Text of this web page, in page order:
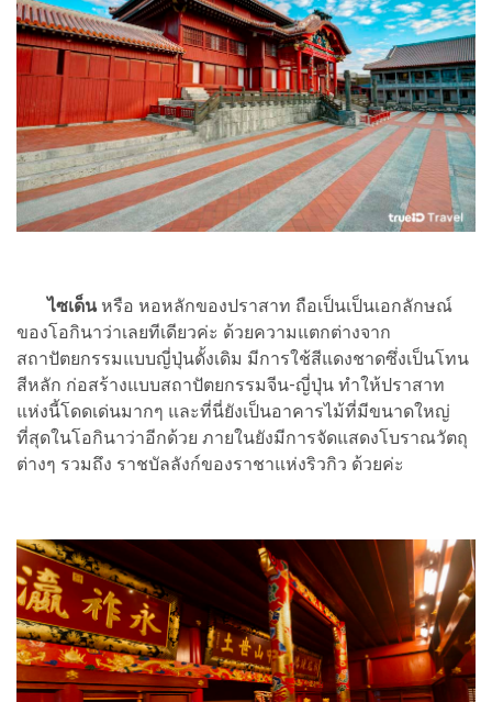
ไซเด็นหรือ หอหลักของปราสาท ถือเป็นเป็นเอกลักษณ์
ของโอกินาว่าเลยทีเดียวค่ะ ด้วยความแตกต่างจาก
สถาปัตยกรรมแบบญี่ปุ่นดั้งเดิม มีการใช้สีแดงชาดซึ่งเป็นโทน
สีหลัก ก่อสร้างแบบสถาปัตยกรรมจีน-ญี่ปุ่น ทำให้ปราสาท
แห่งนี้โดดเด่นมากๆ และที่นี่ยังเป็นอาคารไม้ที่มีขนาดใหญ่
ที่สุดในโอกินาว่าอีกด้วย ภายในยังมีการจัดแสดงโบราณวัตถุ
ต่างๆ รวมถึง ราชบัลลังก์ของราชาแห่งริวกิว ด้วยค่ะ